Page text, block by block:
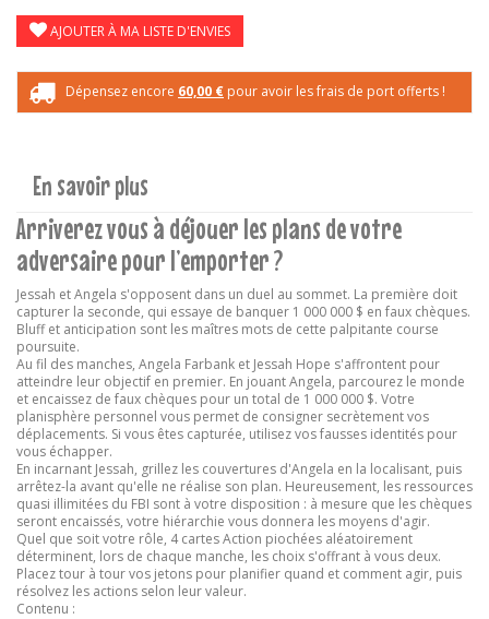
AJOUTER À MA LISTE D'ENVIES
Dépensez encore 60,00 € pour avoir les frais de port offerts !
En savoir plus
Arriverez vous à déjouer les plans de votre
adversaire pour l’emporter ?
Jessah et Angela s'opposent dans un duel au sommet. La première doit
capturer la seconde, qui essaye de banquer 1 000 000 $ en faux chèques.
Bluff et anticipation sont les maîtres mots de cette palpitante course
poursuite.
Au fil des manches, Angela Farbank et Jessah Hope s'affrontent pour
atteindre leur objectif en premier. En jouant Angela, parcourez le monde
et encaissez de faux chèques pour un total de 1 000 000 $. Votre
planisphère personnel vous permet de consigner secrètement vos
déplacements. Si vous êtes capturée, utilisez vos fausses identités pour
vous échapper.
En incarnant Jessah, grillez les couvertures d'Angela en la localisant, puis
arrêtez-la avant qu'elle ne réalise son plan. Heureusement, les ressources
quasi illimitées du FBI sont à votre disposition : à mesure que les chèques
seront encaissés, votre hiérarchie vous donnera les moyens d'agir.
Quel que soit votre rôle, 4 cartes Action piochées aléatoirement
déterminent, lors de chaque manche, les choix s'offrant à vous deux.
Placez tour à tour vos jetons pour planifier quand et comment agir, puis
résolvez les actions selon leur valeur.
Contenu :